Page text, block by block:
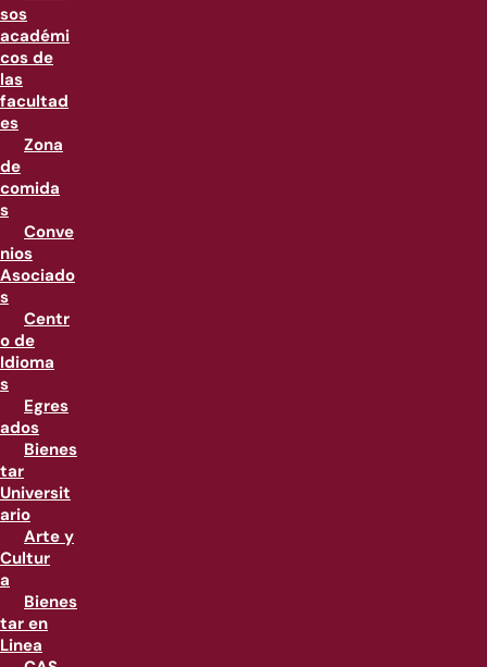
sos
académi
cos de
las
facultad
es
Zona
de
comida
s
Conve
nios
Asociado
s
Centr
o de
Idioma
s
Egres
ados
Bienes
tar
Universit
ario
Arte y
Cultur
a
Bienes
tar en
Linea